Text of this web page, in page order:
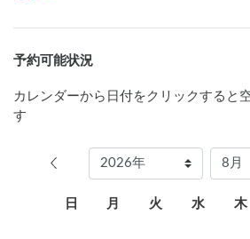
予約可能状況
カレンダーから日付をクリックすると
す
日 月 火 水 木